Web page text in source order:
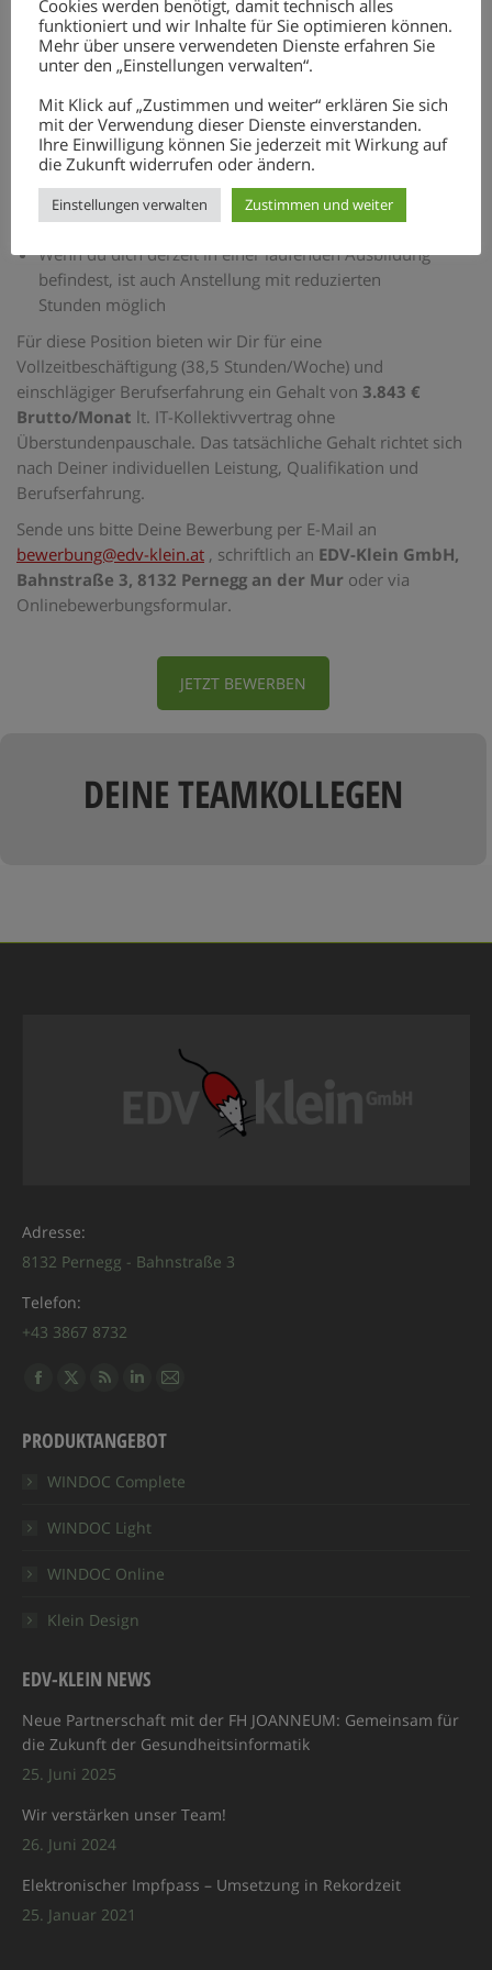
Mitarbeit in einem renommierten Familienunternehmen
Flexibles Arbeitszeitmodell mit Gleitzeitregelung, keine
Überstundenpauschale
Abwechslungsreiches und interessantes Aufgabengebiet
Unterstützung von Kollegen und Team, gutes
Betriebsklima
Sehr gute Verkehrsanbindung (3 Minuten zur S 6,
Bahnhof 200 m entfernt)
Kostenloser Parkplatz am Firmengelände
Wenn du dich derzeit in einer laufenden Ausbildung
befindest, ist auch Anstellung mit reduzierten
Stunden möglich
Für diese Position bieten wir Dir für eine
Vollzeitbeschäftigung (38,5 Stunden/Woche) und
einschlägiger Berufserfahrung ein Gehalt von 3.843 €
Brutto/Monat lt. IT-Kollektivvertrag ohne
Überstundenpauschale. Das tatsächliche Gehalt richtet sich
nach Deiner individuellen Leistung, Qualifikation und
Berufserfahrung.
Sende uns bitte Deine Bewerbung per E-Mail an
bewerbung@edv-klein.at , schriftlich an EDV-Klein GmbH,
Bahnstraße 3, 8132 Pernegg an der Mur oder via
Onlinebewerbungsformular.
JETZT BEWERBEN
DEINE TEAMKOLLEGEN
Adresse:
8132 Pernegg - Bahnstraße 3
Telefon:
+43 3867 8732
Finden Sie uns auf:
Facebook
opens
in
window
X
opens
in
window
RSS
opens
in
window
Linkedin
opens
in
window
E-
opens
PRODUKTANGEBOT
WINDOC Complete
WINDOC Light
WINDOC Online
Klein Design
EDV-KLEIN NEWS
Neue Partnerschaft mit der FH JOANNEUM: Gemeinsam für
die Zukunft der Gesundheitsinformatik
25. Juni 2025
Wir verstärken unser Team!
26. Juni 2024
Elektronischer Impfpass – Umsetzung in Rekordzeit
25. Januar 2021
Cookies werden benötigt, damit technisch alles
funktioniert und wir Inhalte für Sie optimieren können.
Mehr über unsere verwendeten Dienste erfahren Sie
unter den „Einstellungen verwalten“.
Mit Klick auf „Zustimmen und weiter“ erklären Sie sich
mit der Verwendung dieser Dienste einverstanden.
Ihre Einwilligung können Sie jederzeit mit Wirkung auf
die Zukunft widerrufen oder ändern.
Einstellungen verwalten Zustimmen und weiter